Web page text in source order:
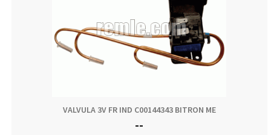
VALVULA 3V FR IND C00144343 BITRON ME
--